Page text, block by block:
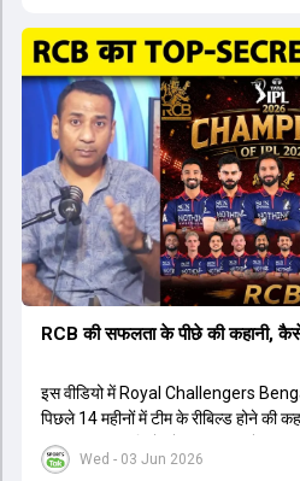
ऑस्ट्रेलियाई कप्तान के अनुसार, शुरुआत में
संदेह था, लेकिन अब उसने खुद को एक
गेंद को बाउंड्री के काफी पार मारने की क्षमता
ने कहा कि टूर्नामेंट जीतने वाली टीम के
युवा खिलाड़ी का प्रदर्शन रहा है, जिसे देखने
थी। शानदार प्रदर्शन के बाद इस युवा
त्रिकोणीय सीरीज के लिए इंडिया ए टीम में भी
Wed - 03 Jun 2026
RCB की सफलता के पीछे की कहानी,
इस वीडियो में Royal Challengers
पिछले 14 महीनों में टीम के रीबिल्ड होने की
अपनी पुरानी गलतियों को स्वीकार करते हुए
मैनेजमेंट में Mo Bobat, Andy Flower,